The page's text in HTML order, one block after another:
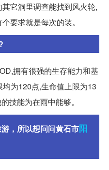
它洞里调查能找到风火轮,
要求就是每次的装。
拥有很强的生存能力和基
为120点,生命值上限为13
技能为在雨中能够。
，所以想问问黄石市阳